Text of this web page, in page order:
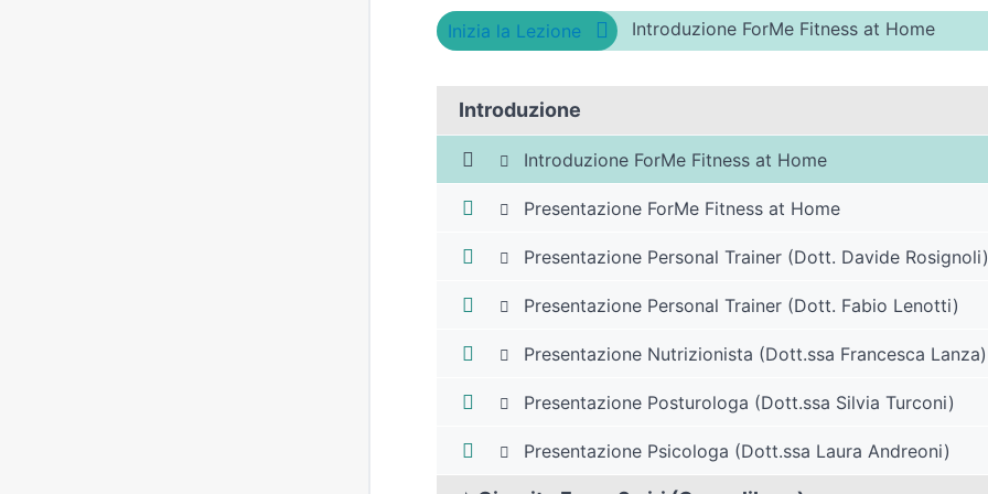
Inizia la Lezione Introduzione ForMe Fitness at Home
Introduzione
Introduzione ForMe Fitness at Home
Presentazione ForMe Fitness at Home
Presentazione Personal Trainer (Dott. Davide
Presentazione Personal Trainer (Dott. Fabio Lenotti)
Presentazione Nutrizionista (Dott.ssa Francesca Lanza)
Presentazione Posturologa (Dott.ssa Silvia Turconi)
Presentazione Psicologa (Dott.ssa Laura Andreoni)